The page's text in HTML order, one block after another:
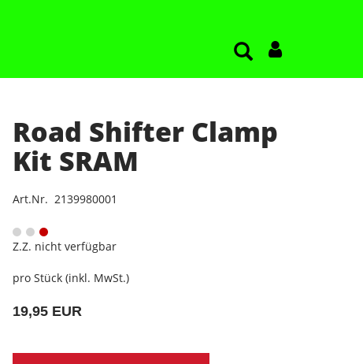
Road Shifter Clamp
Kit SRAM
Art.Nr. 2139980001
Z.Z. nicht verfügbar
pro Stück (inkl. MwSt.)
19,95 EUR